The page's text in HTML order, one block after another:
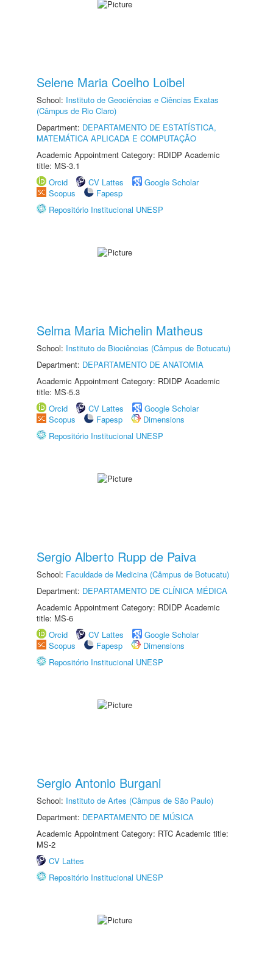
Selene Maria Coelho Loibel
School: Instituto de Geociências e Ciências Exatas
(Câmpus de Rio Claro)
Department: DEPARTAMENTO DE ESTATÍSTICA,
MATEMÁTICA APLICADA E COMPUTAÇÃO
Academic Appointment Category: RDIDP Academic
title: MS-3.1
Orcid
CV Lattes
Google Scholar
Scopus
Fapesp
Repositório Institucional UNESP
Selma Maria Michelin Matheus
School: Instituto de Biociências (Câmpus de Botucatu)
Department: DEPARTAMENTO DE ANATOMIA
Academic Appointment Category: RDIDP Academic
title: MS-5.3
Orcid
CV Lattes
Google Scholar
Scopus
Fapesp
Dimensions
Repositório Institucional UNESP
Sergio Alberto Rupp de Paiva
School: Faculdade de Medicina (Câmpus de Botucatu)
Department: DEPARTAMENTO DE CLÍNICA MÉDICA
Academic Appointment Category: RDIDP Academic
title: MS-6
Orcid
CV Lattes
Google Scholar
Scopus
Fapesp
Dimensions
Repositório Institucional UNESP
Sergio Antonio Burgani
School: Instituto de Artes (Câmpus de São Paulo)
Department: DEPARTAMENTO DE MÚSICA
Academic Appointment Category: RTC Academic title:
MS-2
CV Lattes
Repositório Institucional UNESP